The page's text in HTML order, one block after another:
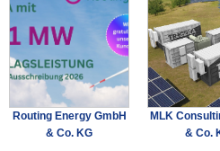
Routing Energy GmbH
& Co. KG
MLK
& Co.